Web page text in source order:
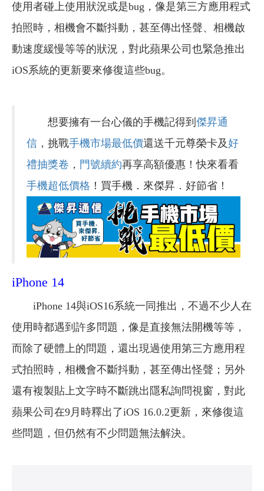
使用者碰上使用狀況或是bug，像是第三方應用程式
拍照時，相機會不斷抖動，甚至傳出怪聲、相機啟
動速度緩慢等等的狀況，對此蘋果公司也緊急推出
iOS系統的更新要來修復這些bug。
想要擁有一台心儀的手機記得到 傑昇通
信 ，挑戰手機市場最低價還送千元尊榮卡及好
禮抽獎卷 ， 門號續約再享高額優惠！快來看看
手機超低價格 ！買手機．來傑昇．好節省！
iPhone 14
iPhone 14與iOS16系統一同推出，不過不少人在
使用時都遇到許多問題，像是直接無法開機等等，
而除了硬體上的問題，還出現過使用第三方應用程
式拍照時，相機會不斷抖動，甚至傳出怪聲；另外
還有複製貼上文字時不斷跳出隱私詢問視窗，對此
蘋果公司在9月時釋出了iOS 16.0.2更新，來修復這
些問題，但仍然有不少問題無法解決。